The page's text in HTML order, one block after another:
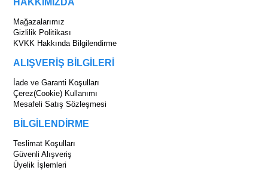
Mağazalarımız
Gizlilik Politikası
KVKK Hakkında Bilgilendirme
ALIŞVERİŞ BİLGİLERİ
İade ve Garanti Koşulları
Çerez(Cookie) Kullanımı
Mesafeli Satış Sözleşmesi
BİLGİLENDİRME
Teslimat Koşulları
Güvenli Alışveriş
Üyelik İşlemleri